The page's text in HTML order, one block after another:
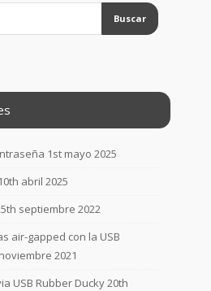
1st mayo 2025
10th abril 2025
septiembre 2022
air-gapped con la USB
2021
USB Rubber Ducky20th